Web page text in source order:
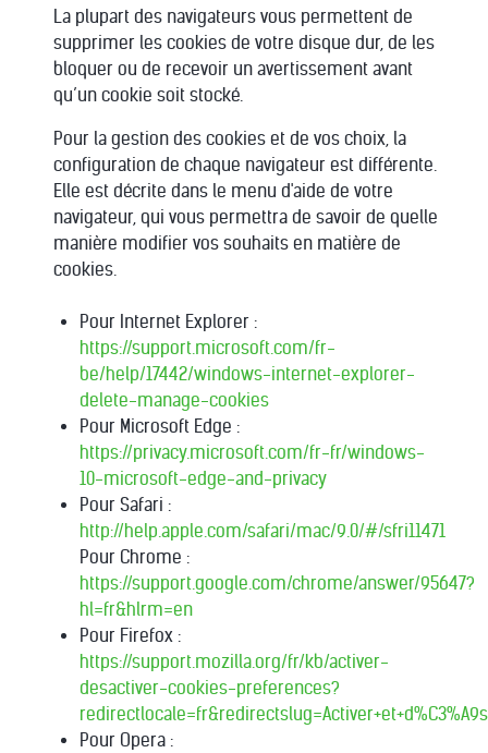
La plupart des navigateurs vous permettent de
supprimer les cookies de votre disque dur, de les
bloquer ou de recevoir un avertissement avant
qu’un cookie soit stocké.
Pour la gestion des cookies et de vos choix, la
configuration de chaque navigateur est différente.
Elle est décrite dans le menu d'aide de votre
navigateur, qui vous permettra de savoir de quelle
manière modifier vos souhaits en matière de
cookies.
Pour Internet Explorer :
https://support.microsoft.com/fr-
be/help/17442/windows-internet-explorer-
delete-manage-cookies
Pour Microsoft Edge :
https://privacy.microsoft.com/fr-fr/windows-
10-microsoft-edge-and-privacy
Pour Safari :
http://help.apple.com/safari/mac/9.0/#/sfri11471
Pour Chrome :
https://support.google.com/chrome/answer/95647?
hl=fr&hlrm=en
Pour Firefox :
https://support.mozilla.org/fr/kb/activer-
desactiver-cookies-preferences?
Pour Opera :